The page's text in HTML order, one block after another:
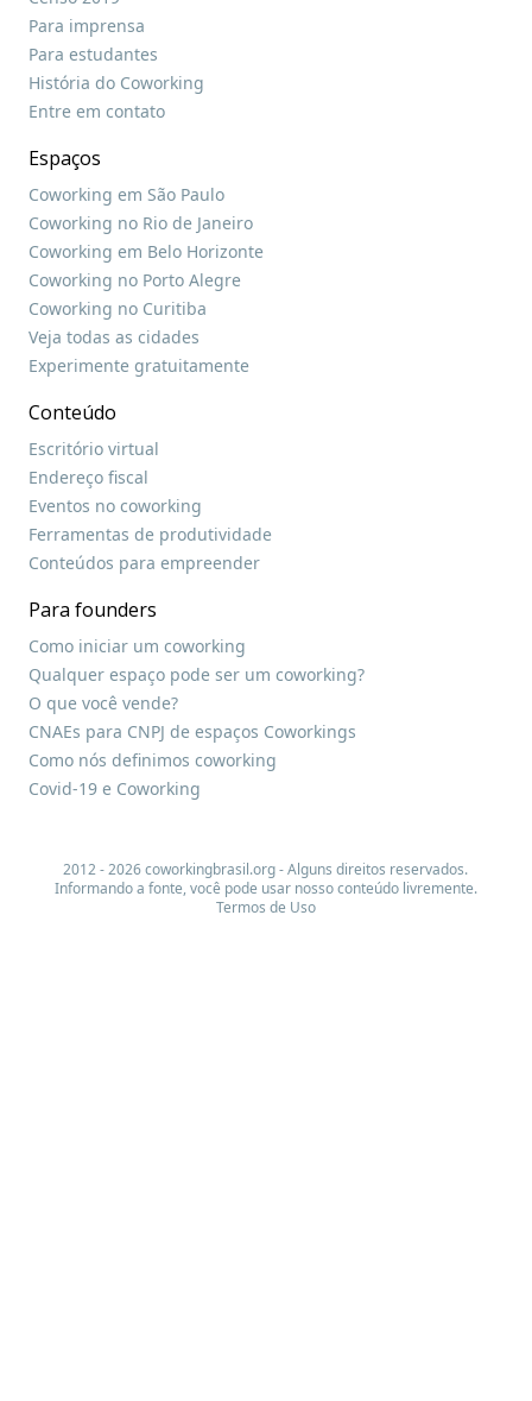
Para imprensa
Para estudantes
História do Coworking
Entre em contato
Espaços
Coworking em São Paulo
Coworking no Rio de Janeiro
Coworking em Belo Horizonte
Coworking no Porto Alegre
Coworking no Curitiba
Veja todas as cidades
Experimente gratuitamente
Conteúdo
Escritório virtual
Endereço fiscal
Eventos no coworking
Ferramentas de produtividade
Conteúdos para empreender
Para founders
Como iniciar um coworking
Qualquer espaço pode ser um coworking?
O que você vende?
CNAEs para CNPJ de espaços Coworkings
Como nós definimos coworking
Covid-19 e Coworking
2012 - 2026 coworkingbrasil.org - Alguns direitos reservados.
Informando a fonte, você pode usar nosso conteúdo livremente.
Termos de Uso